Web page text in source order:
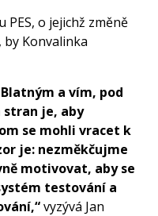
o jejichž změně
Konvalinka
a vím, pod
stran je, aby
se mohli vracet k
je: nezměkčujme
motivovat, aby se
testování a
vyzývá Jan